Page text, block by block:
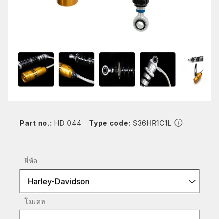
Part no.: HD 044 Type code: S36HR1C1L
ยี่ห้อ
Harley-Davidson
โมเดล